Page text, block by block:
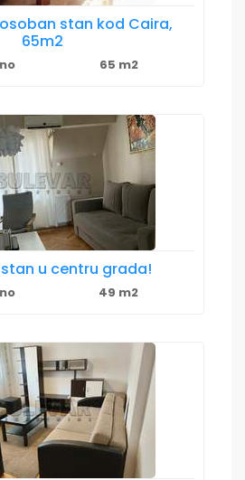
stan kod Caira,
65m2
65 m2
u centru grada!
49 m2